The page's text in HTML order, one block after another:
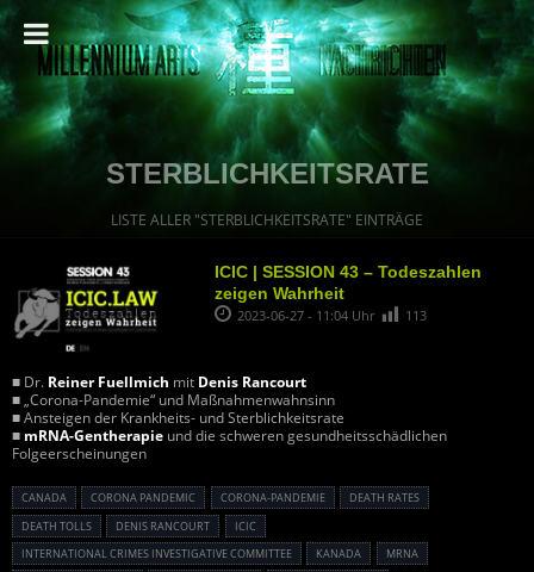
STERBLICHKEITSRATE
LISTE ALLER "STERBLICHKEITSRATE" EINTRÄGE
ICIC | SESSION 43 – Todeszahlen
zeigen Wahrheit
2023-06-27 - 11:04 Uhr 113
■ Dr. Reiner Fuellmich mit Denis Rancourt
■ „Corona-Pandemie“ und Maßnahmenwahnsinn
■ Ansteigen der Krankheits- und Sterblichkeitsrate
■ mRNA-Gentherapie und die schweren gesundheitsschädlichen
Folgeerscheinungen
CANADA CORONA PANDEMIC CORONA-PANDEMIE
DEATH RATES
DEATH TOLLS
DENIS RANCOURT
ICIC
INTERNATIONAL CRIMES INVESTIGATIVE COMMITTEE
KANADA
MRNA